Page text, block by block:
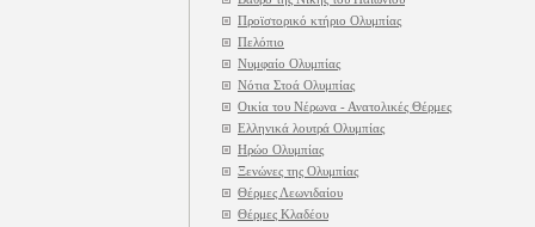
Προϊστορικό κτήριο Ολυμπίας
Πελόπιο
Νυμφαίο Ολυμπίας
Νότια Στοά Ολυμπίας
Οικία του Νέρωνα - Ανατολικές Θέρμες
Ελληνικά λουτρά Ολυμπίας
Ηρώο Ολυμπίας
Ξενώνες της Ολυμπίας
Θέρμες Λεωνιδαίου
Θέρμες Κλαδέου